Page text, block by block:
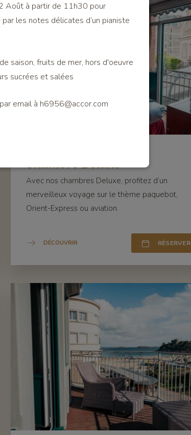
Chambre Deluxe
Avec nos chambres Deluxe, profitez d’un
merveilleux voyage sur le thème paquebot,
Orient-Express ou aviation.
DÉCOUVRIR RÉSERVER
Août à partir de 11h30 pour
les notes délicates d’un pianiste
saison, fruits de mer, hors d'oeuvre
sucrées et salées
email à h6956@accor.com